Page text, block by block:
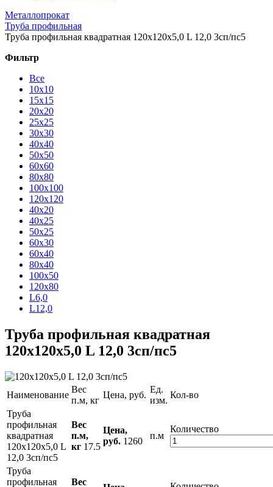
Металлопрокат
Труба профильная
Труба профильная квадратная 120x120x5,0 L 12,0 3сп/пс5
Фильтр
Все
10x10
15x15
20x20
25x25
30x30
40x40
50x50
60x60
80x80
100x100
120x120
40x20
40x25
50x25
60x30
60x40
80x40
100x50
120x80
L6,0
L12,0
Труба профильная квадратная
120x120x5,0 L 12,0 3сп/пс5
Наименование
Вес
п.м, кг
Цена, руб.
Ед.
изм.
Кол-во
Труба
профильная
квадратная
120x120x5,0 L
12,0 3сп/пс5
Вес
п.м,
кг 17.5
Цена,
руб. 1260
п.м
Количество
Труба
профильная
Вес